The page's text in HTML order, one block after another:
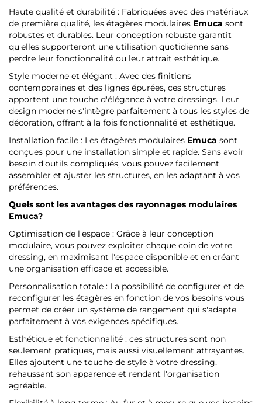
Haute qualité et durabilité : Fabriquées avec des matériaux
de première qualité, les étagères modulaires Emuca sont
robustes et durables. Leur conception robuste garantit
qu'elles supporteront une utilisation quotidienne sans
perdre leur fonctionnalité ou leur attrait esthétique.
Style moderne et élégant : Avec des finitions
contemporaines et des lignes épurées, ces structures
apportent une touche d'élégance à votre dressings. Leur
design moderne s'intègre parfaitement à tous les styles de
décoration, offrant à la fois fonctionnalité et esthétique.
Installation facile : Les étagères modulaires Emuca sont
conçues pour une installation simple et rapide. Sans avoir
besoin d'outils compliqués, vous pouvez facilement
assembler et ajuster les structures, en les adaptant à vos
préférences.
Quels sont les avantages des rayonnages modulaires
Emuca?
Optimisation de l'espace : Grâce à leur conception
modulaire, vous pouvez exploiter chaque coin de votre
dressing, en maximisant l'espace disponible et en créant
une organisation efficace et accessible.
Personnalisation totale : La possibilité de configurer et de
reconfigurer les étagères en fonction de vos besoins vous
permet de créer un système de rangement qui s'adapte
parfaitement à vos exigences spécifiques.
Esthétique et fonctionnalité : ces structures sont non
seulement pratiques, mais aussi visuellement attrayantes.
Elles ajoutent une touche de style à votre dressing,
rehaussant son apparence et rendant l'organisation
agréable.